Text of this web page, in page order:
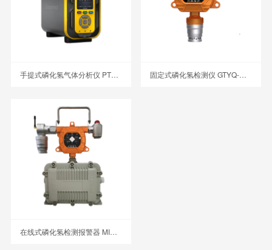
手提式磷化氢气体分析仪 PTM600-PH3 固定式磷化氢检测仪 GTYQ-MIC-600-PH3
在线式磷化氢检测报警器 MIC-600-PH3-A